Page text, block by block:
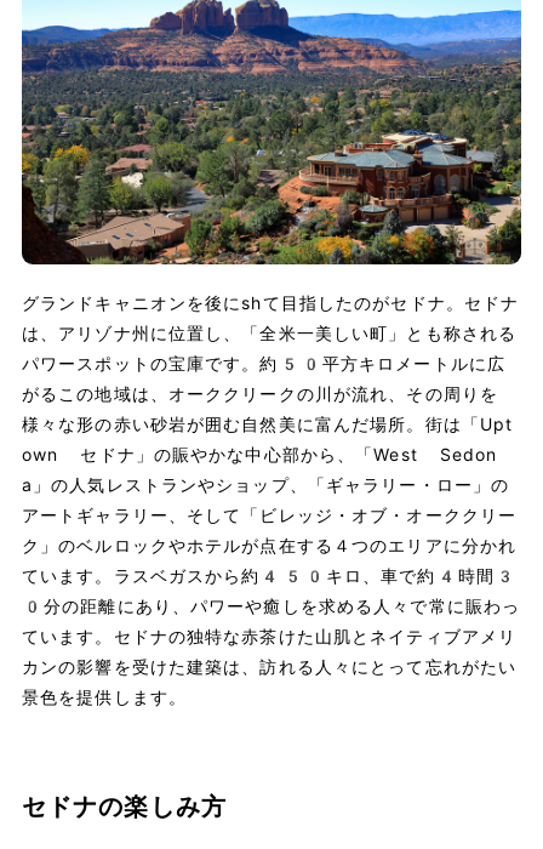
グランドキャニオンを後にshて目指したのがセドナ。セドナ
は、アリゾナ州に位置し、「全米一美しい町」とも称される
パワースポットの宝庫です。約50平方キロメートルに広
がるこの地域は、オーククリークの川が流れ、その周りを
様々な形の赤い砂岩が囲む自然美に富んだ場所。街は「Upt
own セドナ」の賑やかな中心部から、「West Sedon
a」の人気レストランやショップ、「ギャラリー・ロー」の
アートギャラリー、そして「ビレッジ・オブ・オーククリー
ク」のベルロックやホテルが点在する４つのエリアに分かれ
ています。ラスベガスから約450キロ、車で約4時間3
0分の距離にあり、パワーや癒しを求める人々で常に賑わっ
ています。セドナの独特な赤茶けた山肌とネイティブアメリ
カンの影響を受けた建築は、訪れる人々にとって忘れがたい
景色を提供します。
セドナの楽しみ方